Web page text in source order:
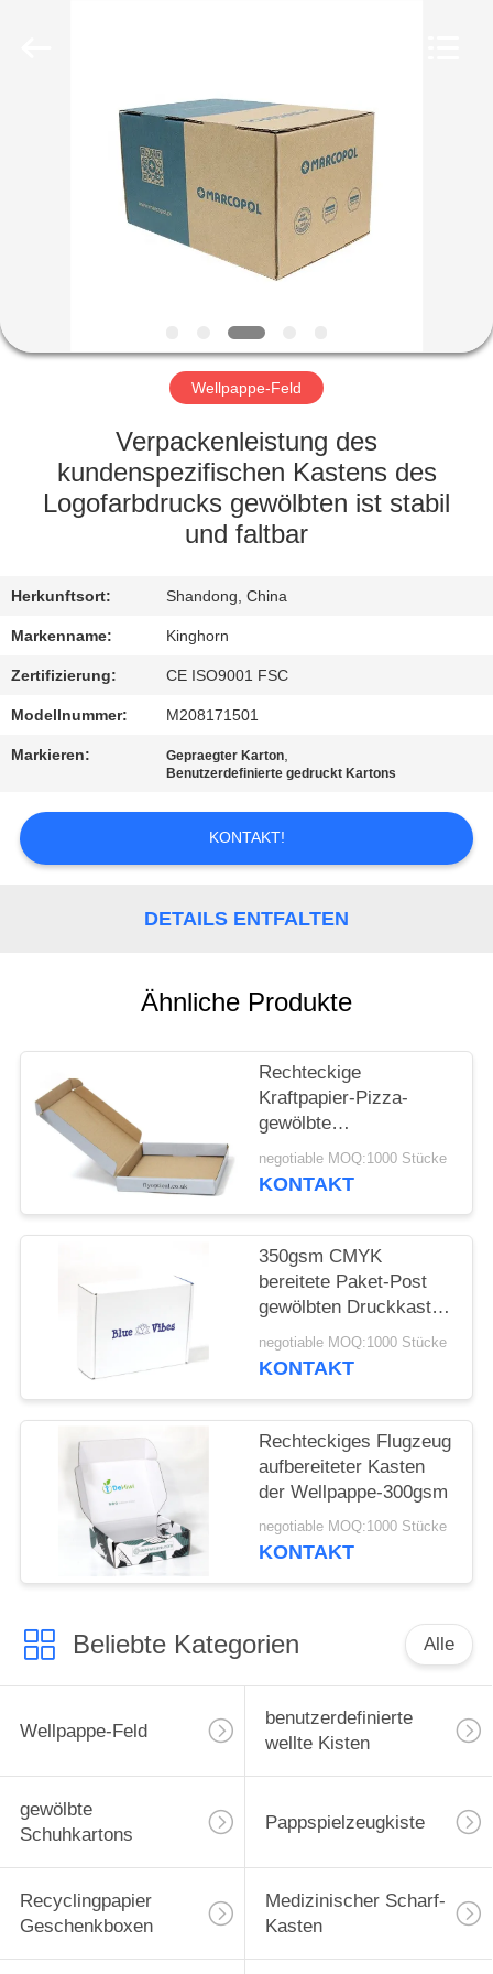
PRODUKTE
FABRIK-
QUALITÄTSKONTROLLE
MIT
UNS
IN
VERBINDUNG
NACHRICHTEN
FORDERN
PRIVACY
POLICY
Wellpappe-Feld
Verpackenleistung des
kundenspezifischen Kastens des
Logofarbdrucks gewölbten ist stabil
und faltbar
Herkunftsort: Shandong, China
Markenname: Kinghorn
Zertifizierung: CE ISO9001 FSC
Modellnummer: M208171501
Markieren: Gepraegter Karton,
Benutzerdefinierte gedruckt Kartons
KONTAKT!
DETAILS ENTFALTEN
Ähnliche Produkte
Rechteckige
Kraftpapier-Pizza-
gewölbte
Pappschachtel
negotiable MOQ:1000 Stücke
KONTAKT
350gsm CMYK
bereitete Paket-Post
gewölbten Druckkasten
negotiable MOQ:1000 Stücke
KONTAKT
Rechteckiges Flugzeug
aufbereiteter Kasten
der Wellpappe-300gsm
negotiable MOQ:1000 Stücke
KONTAKT
Beliebte Kategorien Alle
Wellpappe-Feld
benutzerdefinierte
wellte Kisten
gewölbte
Schuhkartons
Pappspielzeugkiste
Recyclingpapier
Geschenkboxen
Medizinischer Scharf-
Kasten